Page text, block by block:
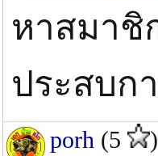
หาสมาชิ
ประสบก
porh (5 )